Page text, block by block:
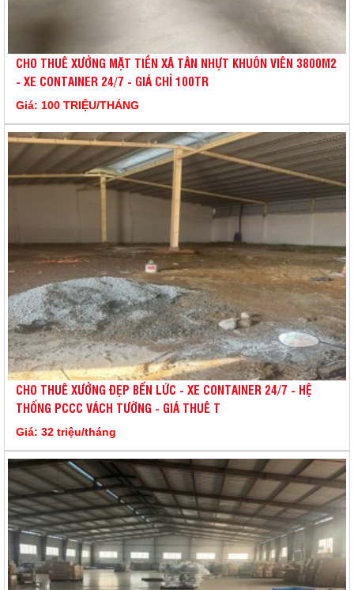
CHO THUÊ XƯỞNG MẶT TIỀN XÃ TÂN NHỰT KHUÔN VIÊN 3800M2
- XE CONTAINER 24/7 - GIÁ CHỈ 100TR
Giá: 100 TRIỆU/THÁNG
CHO THUÊ XƯỞNG ĐẸP BẾN LỨC - XE CONTAINER 24/7 - HỆ
THỐNG PCCC VÁCH TƯỜNG - GIÁ THUÊ T
Giá: 32 triệu/tháng